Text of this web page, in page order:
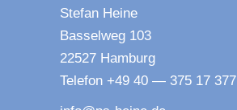
Ste­fan Heine
Bas­sel­weg 103
22527 Hamburg
Tele­fon +49 40 — 375 17 377